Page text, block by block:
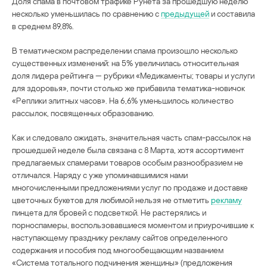
несколько уменьшилась по сравнению спредыдущейи составила
в среднем 89,8%.
В тематическом распределении спама произошло несколько
существенных изменений: на 5% увеличилась относительная
доля лидера рейтинга — рубрики «Медикаменты; товары и услуги
для здоровья», почти столько же прибавила тематика-новичок
«Реплики элитных часов». На 6,6% уменьшилось количество
рассылок, посвященных образованию.
Как и следовало ожидать, значительная часть спам-рассылок на
прошедшей неделе была связана с 8 Марта, хотя ассортимент
предлагаемых спамерами товаров особым разнообразием не
отличался. Наряду с уже упоминавшимися нами
многочисленными предложениями услуг по продаже и доставке
цветочных букетов для любимой нельзя не отметить рекламу
пинцета для бровей с подсветкой. Не растерялись и
порноспамеры, воспользовавшиеся моментом и приурочившие к
наступающему празднику рекламу сайтов определенного
содержания и пособия под многообещающим названием
«Система тотального подчинения женщины» (предложения